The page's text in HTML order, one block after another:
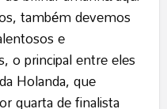
também devemos
e
o principal entre eles
Holanda, que
quarta de finalista